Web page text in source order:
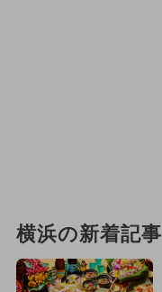
横浜の新着記事